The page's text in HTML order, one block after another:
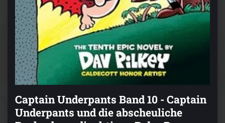
Captain Underpants Band 10 - Captain
Underpants und die abscheuliche